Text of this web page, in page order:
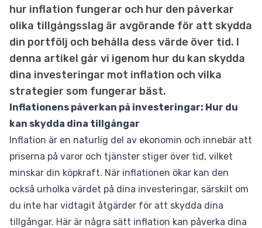
hur inflation fungerar och hur den påverkar
olika tillgångsslag är avgörande för att skydda
din portfölj och behålla dess värde över tid. I
denna artikel går vi igenom hur du kan skydda
dina investeringar mot inflation och vilka
strategier som fungerar bäst.
Inflationens påverkan på investeringar: Hur du
kan skydda dina tillgångar
Inflation är en naturlig del av ekonomin och innebär att
priserna på varor och tjänster stiger över tid, vilket
minskar din köpkraft. När inflationen ökar kan den
också urholka värdet på dina investeringar, särskilt om
du inte har vidtagit åtgärder för att skydda dina
tillgångar. Här är några sätt inflation kan påverka dina